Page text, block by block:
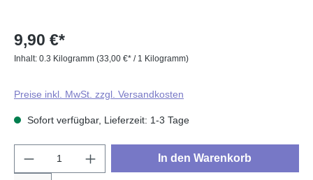
9,90 €*
Inhalt: 0.3 Kilogramm (33,00 €* / 1 Kilogramm)
Preise inkl. MwSt. zzgl. Versandkosten
Sofort verfügbar, Lieferzeit: 1-3 Tage
Produkt Anzahl: Gib den gewünschten
In den Warenkorb